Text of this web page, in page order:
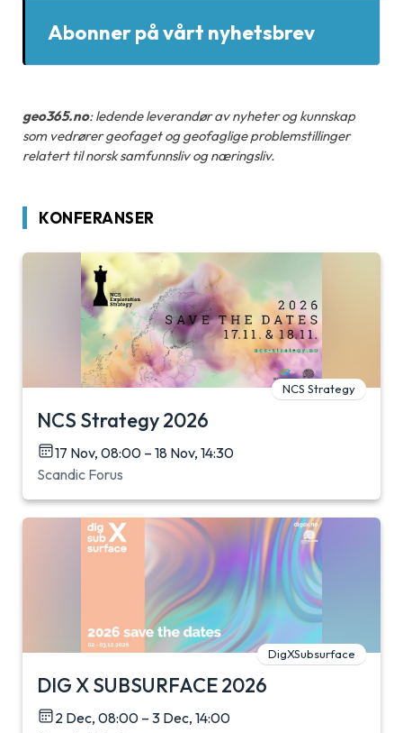
Abonner på vårt nyhetsbrev
geo365.no: ledende leverandør av nyheter og kunnskap
som vedrører geofaget og geofaglige problemstillinger
relatert til norsk samfunnsliv og næringsliv.
KONFERANSER
NCS Strategy
NCS Strategy 2026
17 Nov, 08:00 – 18 Nov, 14:30
Scandic Forus
DigXSubsurface
DIG X SUBSURFACE 2026
2 Dec, 08:00 – 3 Dec, 14:00